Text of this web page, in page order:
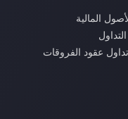
المالية
عقود الفروقات